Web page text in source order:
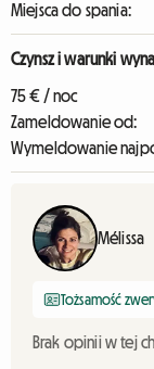
Miejsca do spania:
Czynsz i warunki
75 € / noc
Zameldowanie od:
Wymeldowanie
Mélissa
Tożsamość
Brak opinii w tej